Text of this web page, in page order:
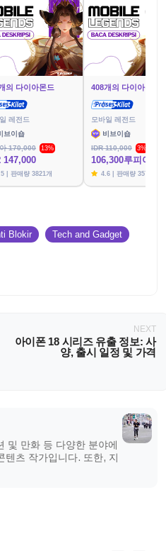
의 다이아몬드
레전드
브이숍
170,000
13%
147,000
| 판매량 3821개
408개의 다이아몬드
모바일 레전드
비브이숍
IDR 110,000
3%
106,300루피아
4.6 | 판매량 3576개
Blokir
Tech and Gadget
NEXT
아이폰 18 시리즈 유출 정보: 사
양, 출시 일정 및 가격
및 만화 등 다양한 분야에
텐츠 작가입니다. 또한, 지